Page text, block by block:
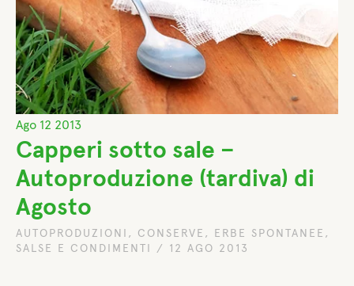
Ago 12 2013
Capperi sotto sale –
Autoproduzione (tardiva) di
Agosto
AUTOPRODUZIONI , CONSERVE , ERBE SPONTANEE ,
SALSE E CONDIMENTI
/ 12 AGO 2013